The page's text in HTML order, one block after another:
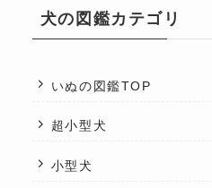
犬の図鑑カテゴリ
いぬの図鑑TOP
超小型犬
小型犬